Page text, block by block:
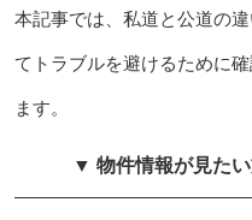
本記事では、私道と公道の
てトラブルを避けるために
ます。
▼ 物件情報が見た